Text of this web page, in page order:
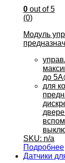
0 out of 5
(0)
Модуль
до
для
SKU: n/a
Подробнее
Датчики